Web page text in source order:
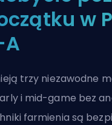
w
trzy niezawodne
i mid-game bez
farmienia są